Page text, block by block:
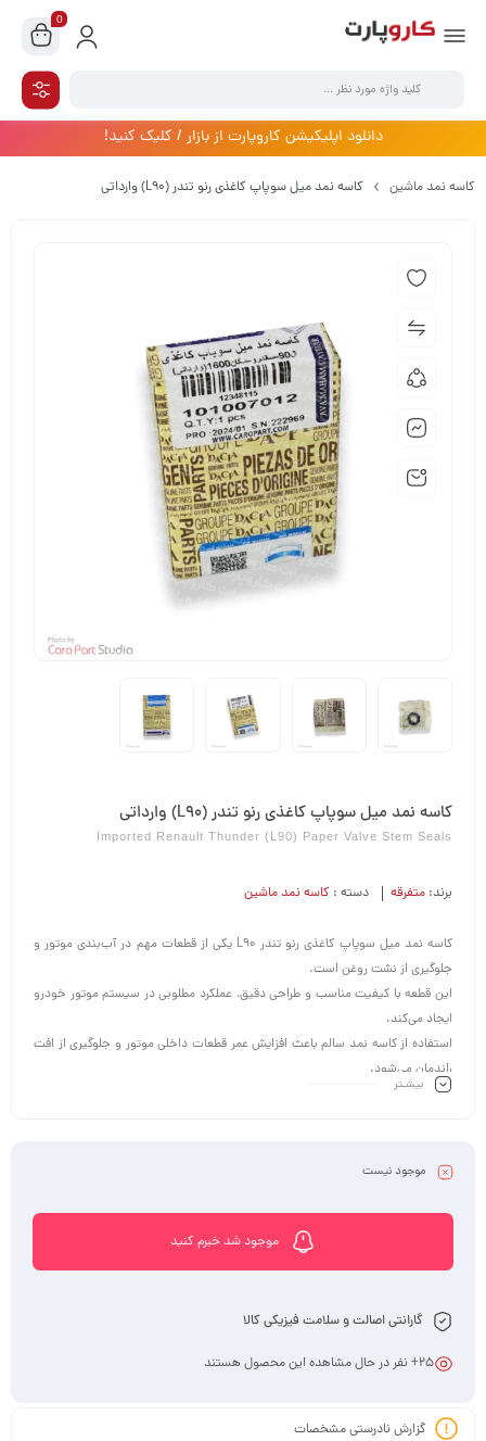
0
دانلود اپلیکیشن کاروپارت از بازار / کلیک کنید!
کاسه نمد ماشین کاسه نمد میل سوپاپ کاغذی رنو تندر (L90) وارداتی
کاسه نمد میل سوپاپ کاغذی رنو تندر (L90) وارداتی
Imported Renault Thunder (L90) Paper Valve Stem Seals
برند: متفرقه دسته : کاسه نمد ماشین
کاسه نمد میل سوپاپ کاغذی رنو تندر L90 یکی از قطعات مهم در آب‌بندی موتور و
جلوگیری از نشت روغن است.
این قطعه با کیفیت مناسب و طراحی دقیق، عملکرد مطلوبی در سیستم موتور خودرو
ایجاد می‌کند.
استفاده از کاسه نمد سالم باعث افزایش عمر قطعات داخلی موتور و جلوگیری از افت
راندمان می‌شود.
بیشـتر
موجود نیست
موجود شد خبرم کنید
گارانتی اصالت و سلامت فیزیکی کالا
25+ نفر در حال مشاهده این محصول هستند
گزارش نادرستی مشخصات